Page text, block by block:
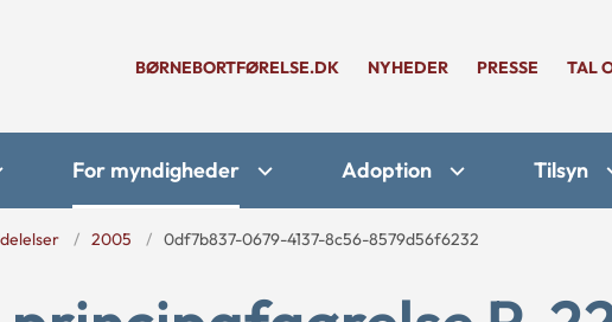
BØRNEBORTFØRELSE.DK NYHEDER PRESSE TAL
For myndigheder Adoption Tilsyn
2005 0df7b837-0679-4137-8c56-8579d56f6232